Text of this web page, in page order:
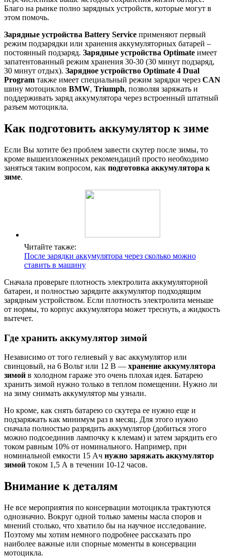
Благо на рынке полно зарядных устройств, которые могут в
этом помочь.
Зарядные устройства Battery Service применяют первый
режим подзарядки или хранения аккумуляторных батарей –
постоянный подзаряд. Зарядные устройства Optimate имеет
запатентованный режим хранения 30-30 (30 минут подзаряд,
30 минут отдых). Зарядное устройство Optimate 4 Dual
Program также имеет специальный режим зарядки через CAN
шину мотоциклов BMW, Triumph, позволяя заряжать и
поддерживать заряд аккумулятора через встроенный штатный
разъем мотоцикла.
Как подготовить аккумулятор к зиме
Если Вы хотите без проблем завести скутер после зимы, то
кроме вышеизложенных рекомендаций просто необходимо
заняться таким вопросом, как подготовка аккумулятора к
зиме.
Читайте также:
После зарядки аккумулятора через сколько можно
ставить в машину
Сначала проверьте плотность электролита аккумуляторной
батареи, и полностью зарядите аккумулятор подходящим
зарядным устройством. Если плотность электролита меньше
от нормы, то корпус аккумулятора может треснуть, а жидкость
вытечет.
Где хранить аккумулятор зимой
Независимо от того гелиевый у вас аккумулятор или
свинцовый, на 6 Вольт или 12 В — хранение аккумулятора
зимой в холодном гараже это очень плохая идея. Батарею
хранить зимой нужно только в теплом помещении. Нужно ли
на зиму снимать аккумулятор мы узнали.
Но кроме, как снять батарею со скутера ее нужно еще и
подзаряжать как минимум раз в месяц. Для этого нужно
сначала полностью разрядить аккумулятор (добиться этого
можно подсоединив лампочку к клемам) и затем зарядить его
током равным 10% от номинального. Например, при
номинальной емкости 15 Ач нужно заряжать аккумулятор
зимой током 1,5 А в течении 10-12 часов.
Внимание к деталям
Не все мероприятия по консервации мотоцикла трактуются
однозначно. Вокруг одной только замены масла споров и
мнений столько, что хватило бы на научное исследование.
Поэтому мы хотим немного подробнее рассказать про
наиболее важные или спорные моменты в консервации
мотоцикла.